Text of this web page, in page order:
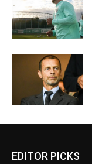
EDITOR PICKS